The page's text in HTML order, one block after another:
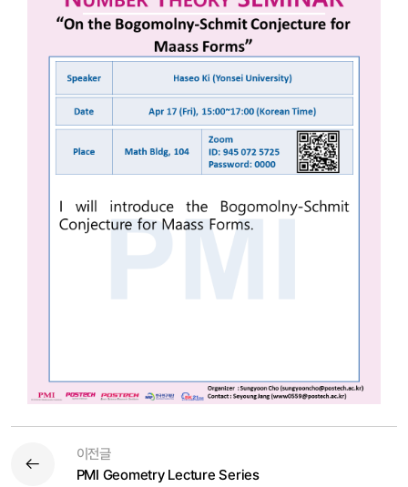
이전글
PMI Geometry Lecture Series